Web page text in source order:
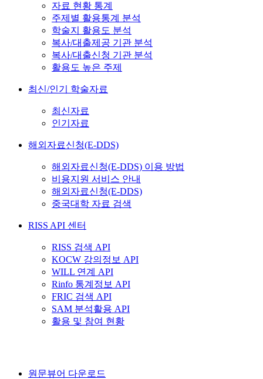
자료 현황 통계
주제별 활용통계 분석
학술지 활용도 분석
복사/대출제공 기관 분석
복사/대출신청 기관 분석
활용도 높은 주제
최신/인기 학술자료
최신자료
인기자료
해외자료신청(E-DDS)
해외자료신청(E-DDS) 이용 방법
비용지원 서비스 안내
해외자료신청(E-DDS)
중국대학 자료 검색
RISS API 센터
RISS 검색 API
KOCW 강의정보 API
WILL 연계 API
Rinfo 통계정보 API
FRIC 검색 API
SAM 분석활용 API
활용 및 참여 현황
원문뷰어 다운로드